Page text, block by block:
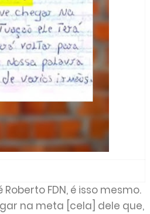
FDN, é isso mesmo.
na meta [cela] dele que,